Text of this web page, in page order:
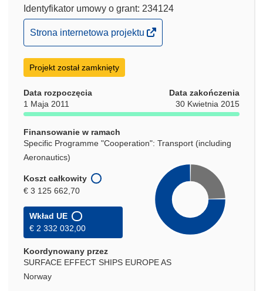
Identyfikator umowy o grant: 234124
(odnośnik
otworzy
się
w
oknie)
Strona internetowa projektu
Projekt został zamknięty
Data rozpoczęcia
1 Maja 2011
Data zakończenia
30 Kwietnia 2015
Finansowanie w ramach
Specific Programme "Cooperation": Transport (including
Aeronautics)
Koszt całkowity
€ 3 125 662,70
Wkład UE
€ 2 332 032,00
Koordynowany przez
SURFACE EFFECT SHIPS EUROPE AS
Norway